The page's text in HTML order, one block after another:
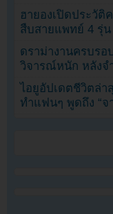
ฮายองเปิดประวัติ
สืบสายแพทย์ 4 รุ่
ดราม่างานครบรอ
วิจารณ์หนัก หลังจ
ไอยูอัปเดตชีวิตล่า
ทำแฟนๆ พูดถึง “จ